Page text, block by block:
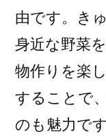
由です。き
身近な野菜
物作りを楽
することで
のも魅力です